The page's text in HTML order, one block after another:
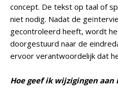
concept. De tekst op taal of
niet nodig. Nadat de
gecontroleerd heeft, wordt
doorgestuurd naar de
ervoor verantwoordelijk dat
Hoe geef ik wijzigingen